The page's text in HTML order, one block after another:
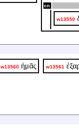
cn
w13550
w13560 ἡμᾶς w13561